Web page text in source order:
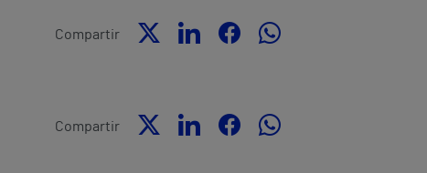
Compartir
Compartir